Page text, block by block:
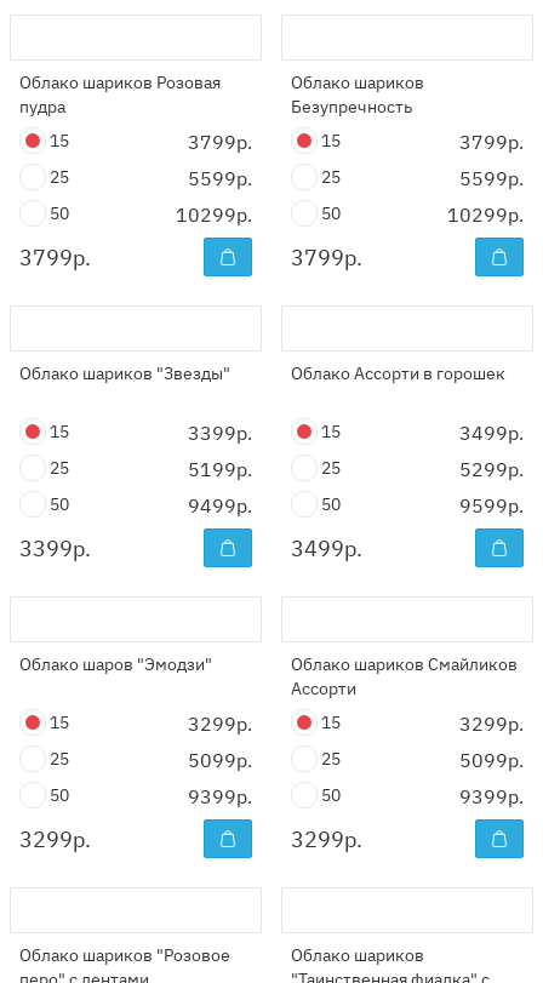
Облако шариков Розовая
пудра
15
3799р.
25 5599р.
50 10299р.
3799р.
Облако шариков
Безупречность
15
3799р.
25 5599р.
50 10299р.
3799р.
Облако шариков "Звезды"
15 3399р.
25 5199р.
50 9499р.
3399р.
Облако Ассорти в горошек
15 3499р.
25 5299р.
50 9599р.
3499р.
Облако шаров "Эмодзи"
15 3299р.
25 5099р.
50 9399р.
3299р.
Облако шариков Смайликов
Ассорти
15
3299р.
25 5099р.
50 9399р.
3299р.
Облако шариков "Розовое
Облако шариков